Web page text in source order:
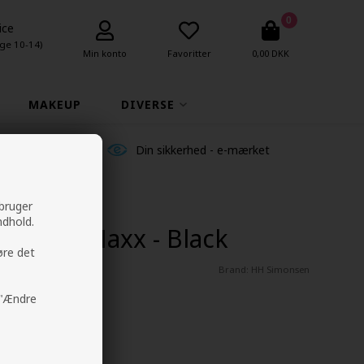
det
10-14)
Min konto Favoritter
0
0,00 DKK
MAKEUP DIVERSE
Din sikkerhed - e-mærket
Maxx - Black
Brand: HH Simonsen